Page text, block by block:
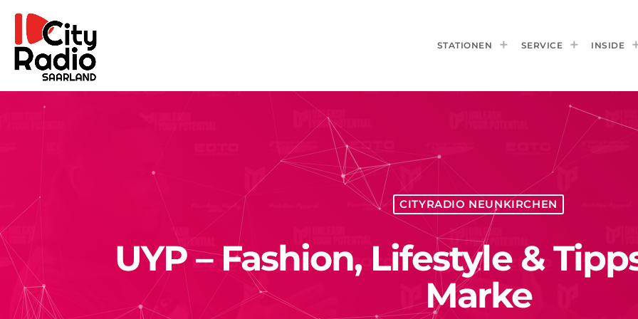
STATIONEN SERVICE INSIDE
CITYRADIO NEUNKIRCHEN
UYP – Fashion, Lifestyle &
Marke